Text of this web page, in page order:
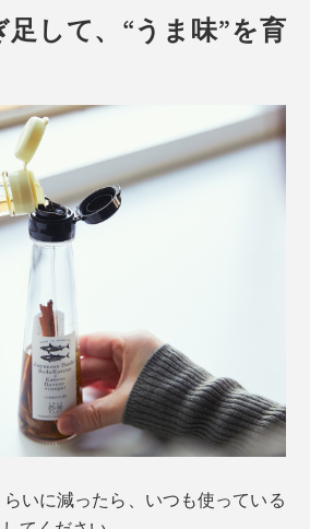
節」は、1912年（大正元年）から
＝宗田節の製造工場）「たけまさ
伝統の味です。
さんたちが、形の崩れた宗田節や
り、家の醤油やお酢の瓶に入れて
デアが『つぎ足すだし酢』のルー
旨味を一番よく知る職人の知恵が
ま味調味料なのです。
おろしなどの副菜も贅沢な味わい
身醤油としても美味！釜玉うどん
です。
足して、“うま味”を育
いに減ったら、いつも使っている